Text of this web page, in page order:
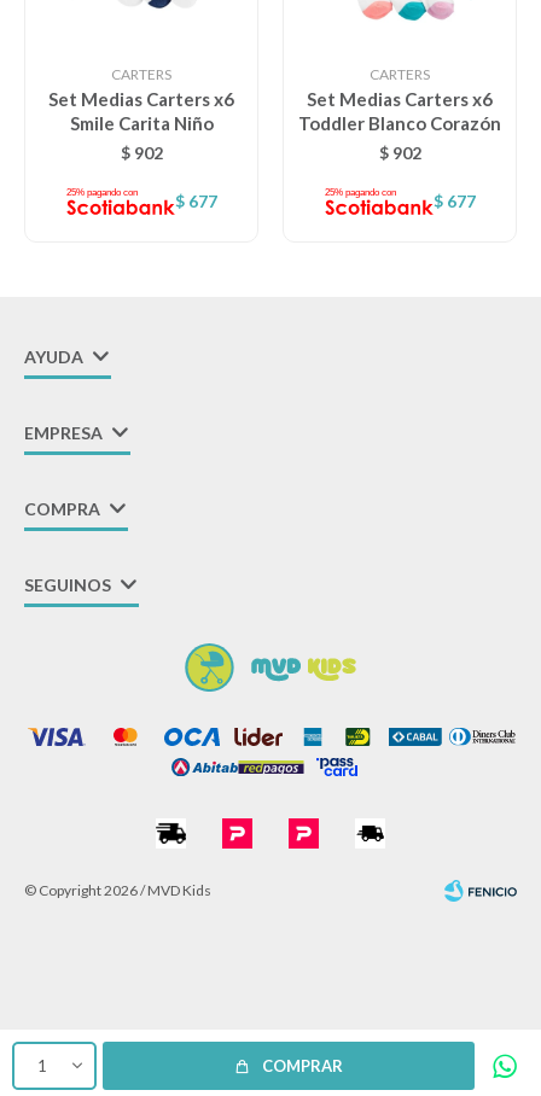
1 COMPRAR
CARTERS
Set Medias Carters x6
Smile Carita Niño
$ 902
$ 677
CARTERS
Set Medias Carters x6
Toddler Blanco Corazón
$ 902
$ 677
AYUDA
EMPRESA
COMPRA
SEGUINOS
© Copyright 2026 / MVD Kids